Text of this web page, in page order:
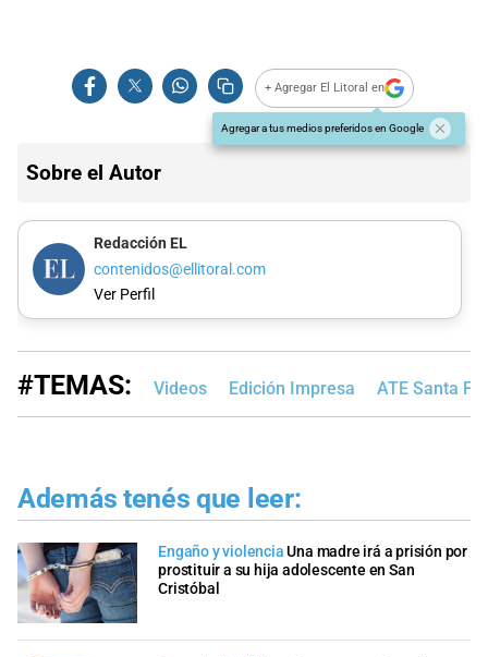
+ Agregar El Litoral en
Agregar a tus medios preferidos en Google
Sobre el Autor
Redacción EL
contenidos@ellitoral.com
Ver Perfil
#TEMAS: Videos Edición Impresa ATE Santa Fe
Además tenés que leer:
Engaño y violencia Una madre irá a prisión por
prostituir a su hija adolescente en San
Cristóbal